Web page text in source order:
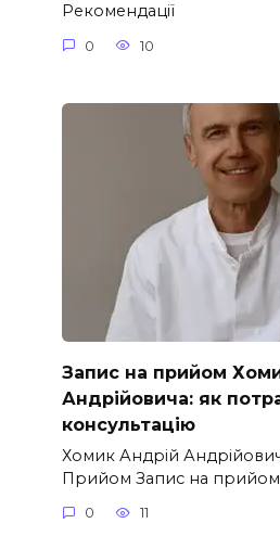
Рекомендації
0 10
Запис на прийом
Андрійовича: як
консультацію
Хомик Андрій
Прийом Запис на прийом
0 11